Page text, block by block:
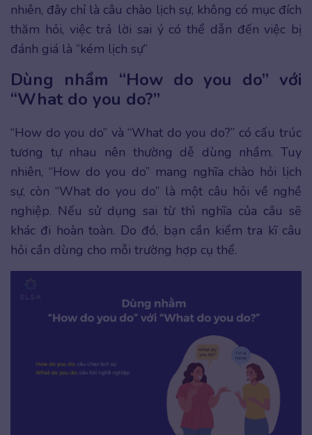
nhiên, đây chỉ là câu chào lịch sự, không có mục đích
thăm hỏi, việc trả lời sai ý có thể dẫn đến việc bị
đánh giá là “kém lịch sự”
Dùng nhầm “How do you do” với
“What do you do?”
“How do you do” và “What do you do?” có cấu trúc
tương tự nhau nên thường dễ dùng nhầm. Tuy
nhiên, “How do you do” mang nghĩa chào hỏi lịch
sự, còn “What do you do” là một câu hỏi về nghề
nghiệp. Nếu sử dụng sai từ thì nghĩa của câu sẽ
khác đi hoàn toàn. Do đó, bạn cần kiểm tra kĩ câu
hỏi cần dùng cho mỗi trường hợp cụ thể.